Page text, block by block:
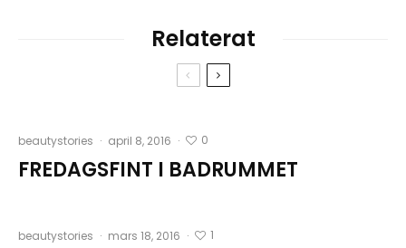
Relaterat
beautystories · april 8, 2016 · 0
FREDAGSFINT I BADRUMMET
beautystories · mars 18, 2016 · 1